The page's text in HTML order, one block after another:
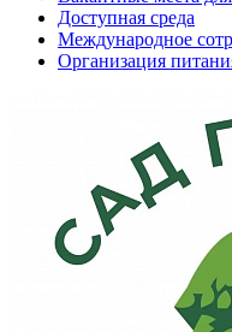
Доступная среда
Международное
Организация